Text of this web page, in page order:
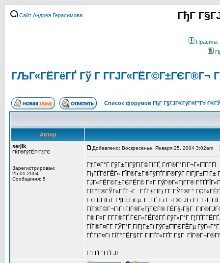
Сайт Андрея Герасимова ГђГ
Правила
ГЉГ«ГЁГёГҐ Гў Г Г­ГЈГ«ГЁГ©Г±ГЄГ®Г¬
Список форумов ГђГ Г§ГЈГ®ГўГ®Г°Г»
Автор
serjik
ГЌГ®ГўГЁГ·Г®ГЄ
Зарегистрирован:
25.01.2004
Сообщения: 5
Добавлено: Воскресенье, Января 25, 2004 3:02am
Г‡Г¤Г°Г ГўГ±ГІГўГіГ©ГІГҐ, ГґГ®Г°ГіГ¬Г«ГїГ­ГҐ!
ГђГҐГёГЁГ« ГЇГ®Г±Г®ГўГҐГІГ®ГўГ ГІГјГ±Гї
ГЈГ«ГЁГ©Г±ГЄГЁГ© Г¤Г ГўГ®Г«ГјГ­Г®
ГЇГ°Г®ГЎГ«ГҐГ¬Г : ГҐГ±ГІГј Г­Г ГЎГ®Г°
Г±ГЁГІГіГ Г¶ГЁГїГµ. Г’.ГҐ. Гї Г¬Г®ГЈГі Г­Г Г·Г
ГЇГ®Г©Г¬ГіГІ ГІГ®Г«ГјГЄГ® ГЁГ§-Г§Г
Г® Г¤Г Г­Г­Г®ГҐ ГЄГ«ГЁГёГҐ-ГўГ»Г°Г
ГЇГ®Г¤Г­Г ГЎГ°Г ГІГјГ±Гї ГўГ±ГїГЄГЁГµ
ГЃГіГ¤Гі ГЇГ°ГЁГ§Г­Г ГІГҐГ«ГҐГ­ Г§Г
Г‘ГҐГ°ГҐГЈГ